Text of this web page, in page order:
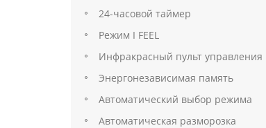
24-часовой таймер
Режим I FEEL
Инфракрасный пульт управления
Энергонезависимая память
Автоматический выбор режима
Автоматическая разморозка